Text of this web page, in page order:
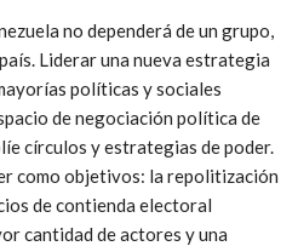
no dependerá de un grupo,
Liderar una nueva estrategia
políticas y sociales
de negociación política de
círculos y estrategias de poder.
como objetivos: la repolitización
de contienda electoral
cantidad de actores y una